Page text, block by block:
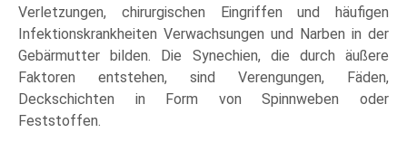
Verletzungen, chirurgischen Eingriffen und häufigen
Infektionskrankheiten Verwachsungen und Narben in der
Gebärmutter bilden. Die Synechien, die durch äußere
Faktoren entstehen, sind Verengungen, Fäden,
Deckschichten in Form von Spinnweben oder
Feststoffen.